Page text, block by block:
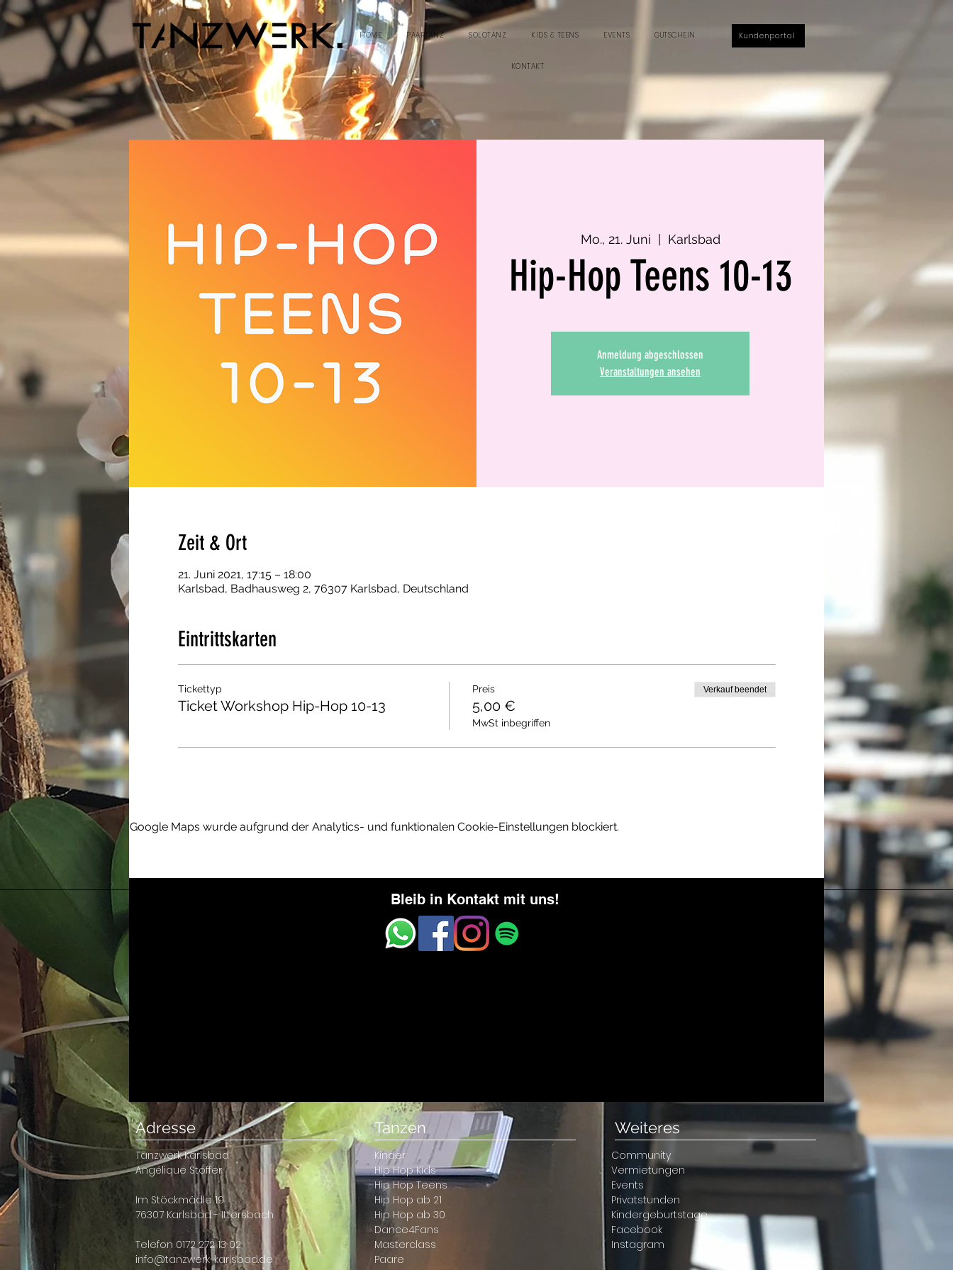
HOME PAARTANZ SOLOTANZ KIDS & TEENS EVENTS GUTSCHEIN
KONTAKT
Kundenportal
Mo., 21. Juni
  |
Karlsbad
Hip-Hop Teens 10-13
Anmeldung abgeschlossen
Veranstaltungen ansehen
Zeit & Ort
21. Juni 2021, 17:15 – 18:00
Karlsbad, Badhausweg 2, 76307 Karlsbad, Deutschland
Eintrittskarten
Tickettyp
Ticket Workshop Hip-Hop 10-13
Preis
5,00 €
MwSt inbegriffen
Verkauf beendet
Google Maps wurde aufgrund der Analytics- und funktionalen Cookie-Einstellungen blockiert.
Bleib in Kontakt mit uns!
Adresse
Tanzwerk Karlsbad
Angélique Stoffer
Im Stöckmädle 19
76307 Karlsbad - Ittersbach
Telefon 0172 272 13 02
info@tanzwerk-karlsbad.de
Tanzen
Kinder
Hip Hop Kids
Hip Hop Teens
Hip Hop ab 21
Hip Hop ab 30
Dance4Fans
Masterclass
Paare
Weiteres
Community
Vermietungen
Events
Privatstunden
Kindergeburtstage
Facebook
Instagram